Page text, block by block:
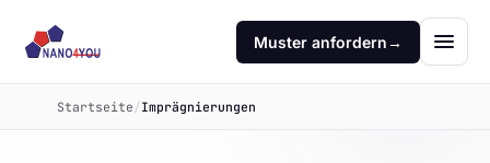
Muster anfordern→
Startseite /Imprägnierungen